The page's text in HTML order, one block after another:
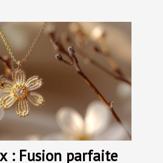
: Fusion parfaite